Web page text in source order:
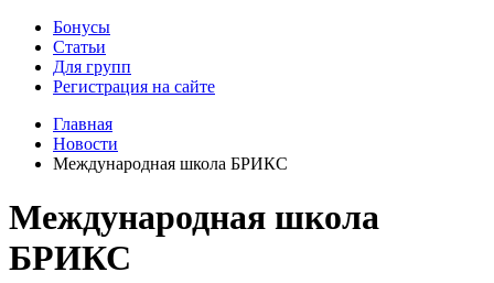
Бонусы
Статьи
Для групп
Регистрация на сайте
Главная
Новости
Международная школа БРИКС
Международная школа
БРИКС